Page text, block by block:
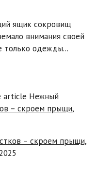
ящик сокровищ
внимания своей
только одежды...
– скроем прыщи,